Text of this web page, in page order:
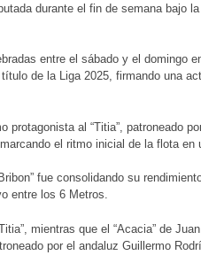
durante el fin de semana bajo
entre el sábado y el domingo
de la Liga 2025, firmando una
protagonista al “Titia”, patroneado
el ritmo inicial de la flota en
fue consolidando su
entre los 6 Metros.
mientras que el “Acacia” de
por el andaluz Guillermo